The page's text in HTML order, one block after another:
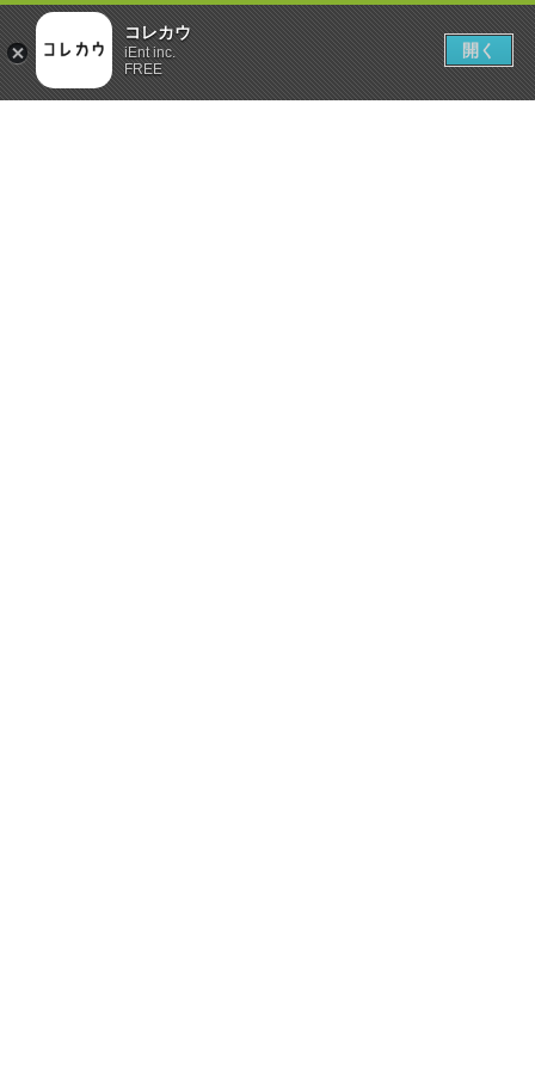
コレカウ
iEnt inc.
FREE
開く